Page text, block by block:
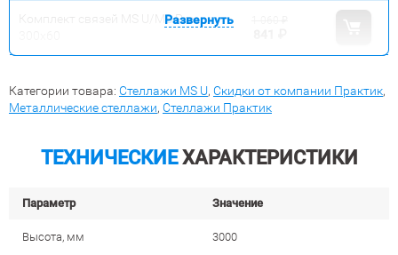
Комплект связей MS U/MS ProРазвернуть
Категории товара: Стеллажи MS U, Скидки от компании Практик,
Металлические стеллажи, Стеллажи Практик
ТЕХНИЧЕСКИЕХАРАКТЕРИСТИКИ
Параметр Значение
Высота, мм 3000